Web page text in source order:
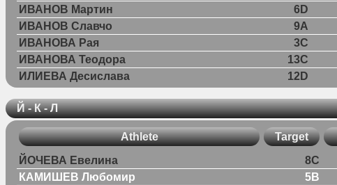
ИВАНОВ Мартин
6D
ИВАНОВ Славчо
9A
ИВАНОВА Рая
3C
ИВАНОВА Теодора
13C
ИЛИЕВА Десислава
12D
Й - К - Л
Athlete Target
ЙОЧЕВА Евелина 8C
КАМИШЕВ Любомир
5B